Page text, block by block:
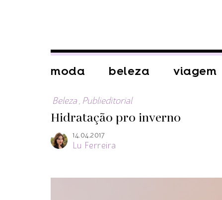
moda beleza viagem
Beleza , Publieditorial
Hidratação pro inverno
14.04.2017
Lu Ferreira